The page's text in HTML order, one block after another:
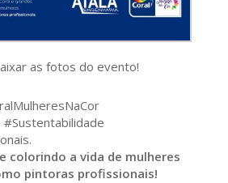
as fotos do evento!
#Sustentabilidade
colorindo a vida de mulheres
pintoras profissionais!